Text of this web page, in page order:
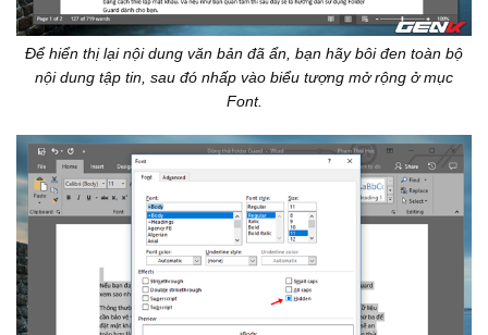
Để hiển thị lại nội dung văn bản đã ẩn, bạn hãy bôi đen toàn bộ
nội dung tập tin, sau đó nhấp vào biểu tượng mở rộng ở mục
Font.